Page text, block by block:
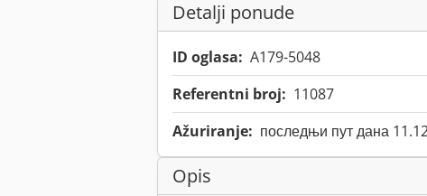
Detalji ponude
ID oglasa: A179-5048
Referentni broj: 11087
Ažuriranje: последњи пут дана
Opis